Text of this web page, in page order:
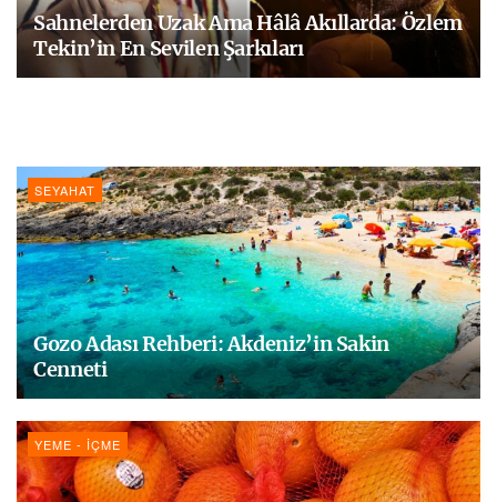
Sahnelerden Uzak Ama Hâlâ Akıllarda: Özlem
Tekin’in En Sevilen Şarkıları
SEYAHAT
Gozo Adası Rehberi: Akdeniz’in Sakin
Cenneti
YEME - İÇME